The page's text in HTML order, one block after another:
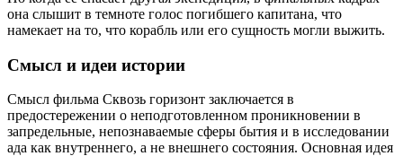
она слышит в темноте голос погибшего капитана, что
намекает на то, что корабль или его сущность могли выжить.
Смысл и идеи истории
Смысл фильма Сквозь горизонт заключается в
предостережении о неподготовленном проникновении в
запредельные, непознаваемые сферы бытия и в исследовании
ада как внутреннего, а не внешнего состояния. Основная идея